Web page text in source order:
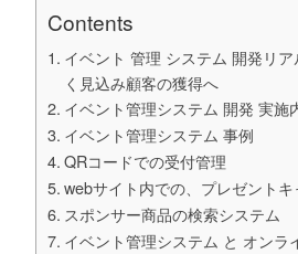
Contents
イベント 管理 システム 開発リ
く見込み顧客の獲得へ
イベント管理システム 開発 実施
イベント管理システム 事例
QRコードでの受付管理
webサイト内での、プレゼント
スポンサー商品の検索システム
イベント管理システム と オンラ